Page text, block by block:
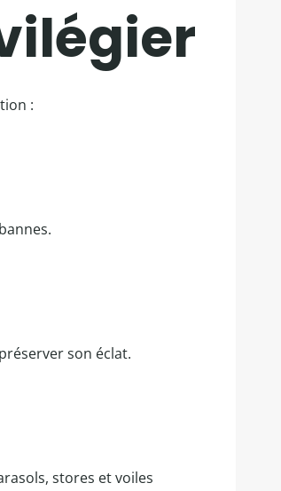
:
son éclat.
stores et voiles